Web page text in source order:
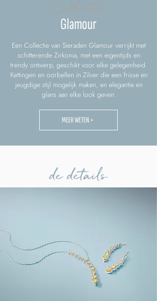
Glamour
Een Collectie van Sieraden Glamour verrijkt met
schitterende Zirkonia, met een eigentijds en
trendy ontwerp, geschikt voor elke gelegenheid.
Kettingen en oorbellen in Zilver die een frisse en
jeugdige stijl mogelijk maken, en elegantie en
glans aan elke look geven.
MEER WETEN >
de details